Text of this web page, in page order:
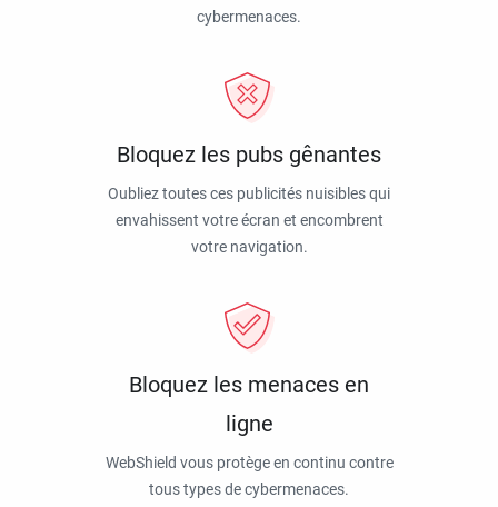
cybermenaces.
Bloquez les pubs gênantes
Oubliez toutes ces publicités nuisibles qui
envahissent votre écran et encombrent
votre navigation.
Bloquez les menaces en
ligne
WebShield vous protège en continu contre
tous types de cybermenaces.